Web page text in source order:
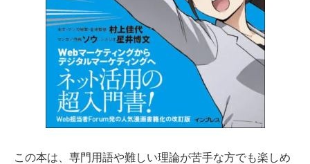
この本は、専門用語や難しい理論が苦手な方でも楽しめ